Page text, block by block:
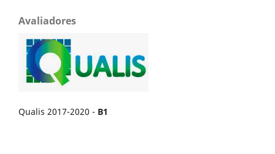
Avaliadores
Qualis 2017-2020 - B1